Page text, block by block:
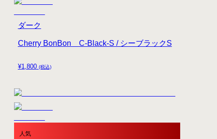
¥1,800 (税込)
Cherry BonBon C-Black-S / シーブラックS
ダーク
人気